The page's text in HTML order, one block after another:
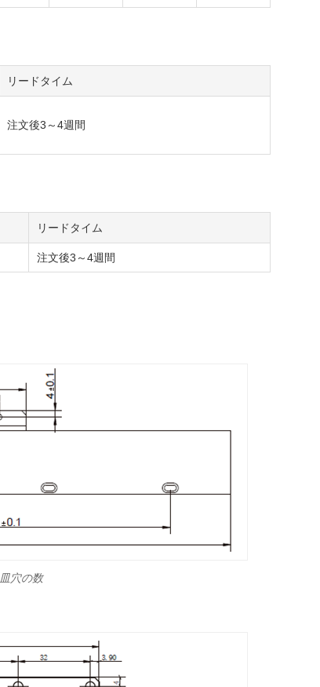
リードタイム
注文後3～4週間
リードタイム
注文後3～4週間
穴の数